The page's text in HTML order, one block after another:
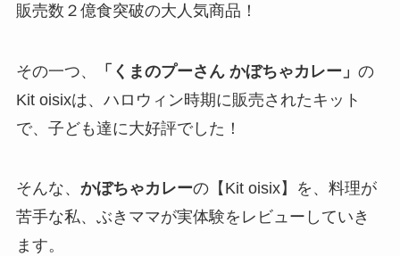
販売数２億食突破の大人気商品！
その一つ、 「くまのプーさん かぼちゃカレー」 の
Kit oisixは、ハロウィン時期に販売されたキット
で、子ども達に大好評でした！
そんな、 かぼちゃカレーの【Kit oisix】を、料理が
苦手な私、ぶきママが実体験をレビューしていき
ます。